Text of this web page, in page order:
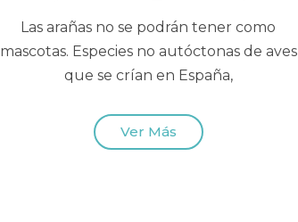
Las arañas no se podrán tener como
mascotas. Especies no autóctonas de aves
que se crían en España,
Ver Más